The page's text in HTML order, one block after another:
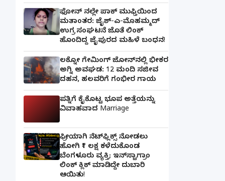
ಫೋನ್ ನಲ್ಲೇ ಪಾಕ್ ಮುಫ್ತಿಯಿಂದ
ಮತಾಂತರ: ಜೈಶ್-ಎ-ಮೊಹಮ್ಮದ್
ಉಗ್ರ ಸಂಘಟನೆ ಜೊತೆ ಲಿಂಕ್
ಹೊಂದಿದ್ದ ಜೈಪುರದ ಮಹಿಳೆ ಬಂಧನ!
ಲಕ್ನೋ ಗೇಮಿಂಗ್ ಜೋನ್‌ನಲ್ಲಿ ಭೀಕರ
ಅಗ್ನಿ ಅವಘಡ: 12 ಮಂದಿ ಸಜೀವ
ದಹನ, ಹಲವರಿಗೆ ಗಂಭೀರ ಗಾಯ
ಪತ್ನಿಗೆ ಕೈಕೊಟ್ಟ ಭೂಪ ಅತ್ತೆಯನ್ನು
ವಿವಾಹವಾದ Marriage
ಫ್ರೀಯಾಗಿ ನೆಟ್‌ಫ್ಲಿಕ್ಸ್ ನೋಡಲು
ಹೋಗಿ ₹1 ಲಕ್ಷ ಕಳೆದುಕೊಂಡ
ಬೆಂಗಳೂರು ವ್ಯಕ್ತಿ; ಇನ್‌ಸ್ಟಾಗ್ರಾಂ
ಲಿಂಕ್ ಕ್ಲಿಕ್ ಮಾಡಿದ್ದೇ ದುಬಾರಿ
ಆಯಿತು!